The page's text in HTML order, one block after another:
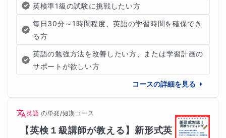
英検準1級の試験に挑戦したい方
毎日30分～1時間程度、英語の学習時間を確保でき
る方
英語の勉強方法を改善したい方、または学習計画の
サポートが欲しい方
コースの詳細を見る
英語 の単発/短期コース
【英検１級講師が教える】新形式英